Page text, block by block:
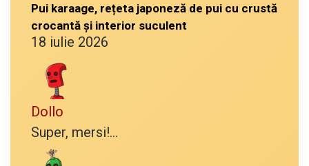
Pui karaage, rețeta japoneză de pui cu crustă
crocantă și interior suculent
18 iulie 2026
Dollo
Super, mersi!...